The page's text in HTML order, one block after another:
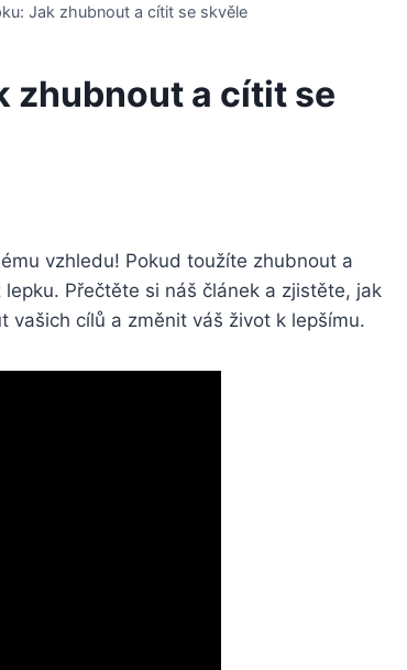
Jak zhubnout a cítit se skvěle
zhubnout a cítit se
vzhledu! Pokud toužíte zhubnout a‍
Přečtěte si náš článek a zjistěte,⁣ jak
vašich cílů⁤ a změnit váš život k lepšímu.